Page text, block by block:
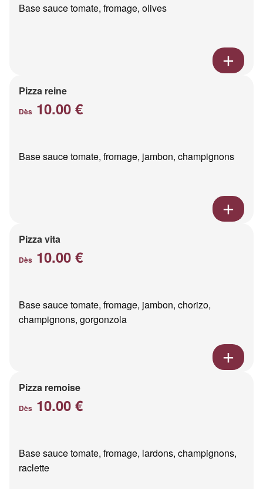
Base sauce tomate, fromage, olives
Pizza reine
Dès 10.00 €
Base sauce tomate, fromage, jambon, champignons
Pizza vita
Dès 10.00 €
Base sauce tomate, fromage, jambon, chorizo,
champignons, gorgonzola
Pizza remoise
Dès 10.00 €
Base sauce tomate, fromage, lardons, champignons,
raclette